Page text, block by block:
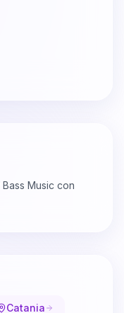
Music con
Catania